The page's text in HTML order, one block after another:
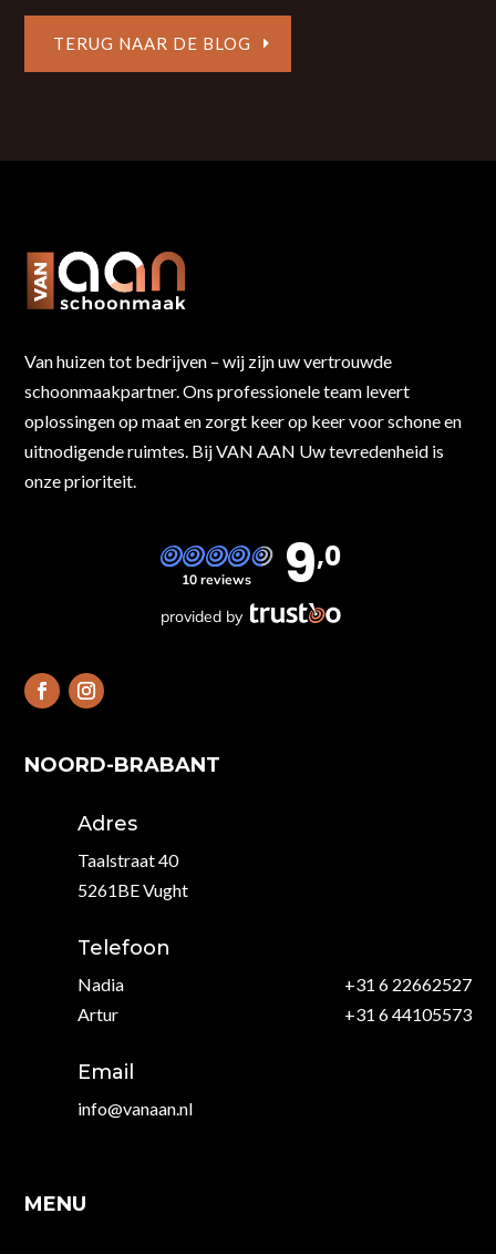
TERUG NAAR DE BLOG
Van huizen tot bedrijven – wij zijn uw vertrouwde
schoonmaakpartner. Ons professionele team levert
oplossingen op maat en zorgt keer op keer voor schone en
uitnodigende ruimtes. Bij VAN AAN Uw tevredenheid is
onze prioriteit.
10 reviews 9,0
provided by
NOORD-BRABANT
Adres
Taalstraat 40
5261BE Vught
Telefoon
Nadia
+31 6 22662527
Artur
+31 6 44105573
Email
info@vanaan.nl
MENU